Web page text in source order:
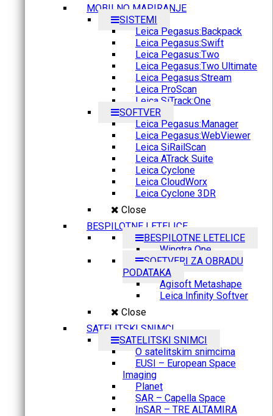
MOBILNO MAPIRANJE
SISTEMI
Leica Pegasus:Backpack
Leica Pegasus:Swift
Leica Pegasus:Two
Leica Pegasus:Two Ultimate
Leica Pegasus:Stream
Leica ProScan
Leica SiTrack:One
SOFTVER
Leica Pegasus:Manager
Leica Pegasus:WebViewer
Leica SiRailScan
Leica ATrack Suite
Leica Cyclone
Leica CloudWorx
Leica Cyclone 3DR
Close
BESPILOTNE LETELICE
BESPILOTNE LETELICE
Wingtra One
SOFTVERI ZA OBRADU
PODATAKA
Agisoft Metashape
Leica Infinity Softver
Close
SATELITSKI SNIMCI
SATELITSKI SNIMCI
O satelitskim snimcima
EUSI – European Space
Imaging
Planet
SAR – Capella Space
InSAR – TRE ALTAMIRA